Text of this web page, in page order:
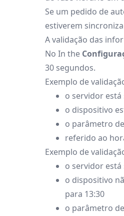
Se um pedido de
estiverem
A validação das
No In the
30 segundos.
Exemplo de
o servidor
o dispositivo
o parâmetro
referido ao
Exemplo de
o servidor
o dispositivo
para 13:30
o parâmetro